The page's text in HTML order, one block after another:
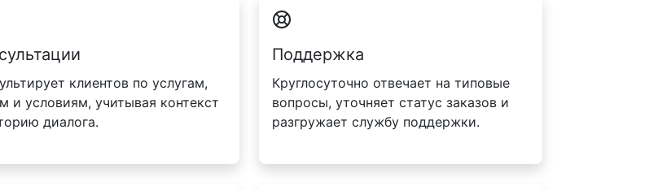
клиентов по услугам,
и условиям, учитывая контекст
диалога.
Поддержка
Круглосуточно отвечает на типовые
вопросы, уточняет статус заказов и
разгружает службу поддержки.